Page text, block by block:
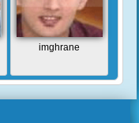
imghrane